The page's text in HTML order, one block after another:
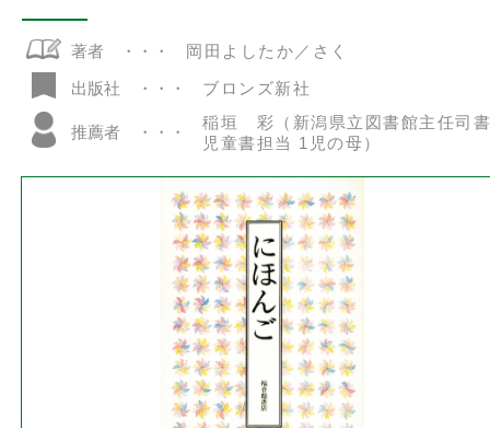
著者
岡田よしたか／さく
出版社
ブロンズ新社
推薦者
稲垣 彩（新潟県立図書館主任司書
児童書担当 1児の母）